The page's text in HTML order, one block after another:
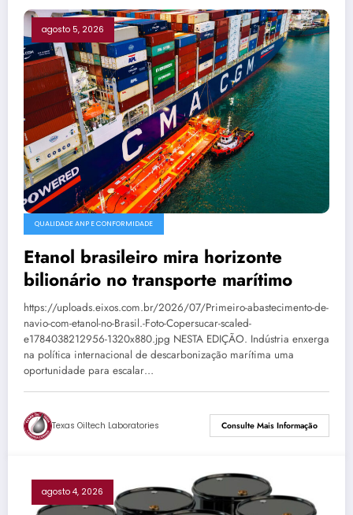
agosto 5, 2026
QUALIDADE ANP E CONFORMIDADE
Etanol brasileiro mira horizonte
bilionário no transporte marítimo
https://uploads.eixos.com.br/2026/07/Primeiro-abastecimento-de-
navio-com-etanol-no-Brasil.-Foto-Copersucar-scaled-
e1784038212956-1320x880.jpg NESTA EDIÇÃO. Indústria enxerga
na política internacional de descarbonização marítima uma
oportunidade para escalar…
Texas Oiltech Laboratories Consulte Mais Informação
agosto 4, 2026